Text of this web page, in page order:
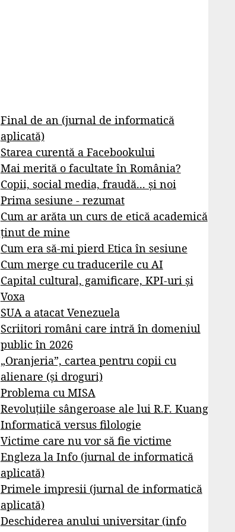
Final de an (jurnal de informatică
aplicată)
Starea curentă a Facebookului
Mai merită o facultate în România?
Copii, social media, fraudă... și noi
Prima sesiune - rezumat
Cum ar arăta un curs de etică academică
ținut de mine
Cum era să-mi pierd Etica în sesiune
Cum merge cu traducerile cu AI
Capital cultural, gamificare, KPI-uri și
Voxa
SUA a atacat Venezuela
Scriitori români care intră în domeniul
public în 2026
„Oranjeria”, cartea pentru copii cu
alienare (și droguri)
Problema cu MISA
Revoluțiile sângeroase ale lui R.F. Kuang
Informatică versus filologie
Victime care nu vor să fie victime
Engleza la Info (jurnal de informatică
aplicată)
Primele impresii (jurnal de informatică
aplicată)
Deschiderea anului universitar (info